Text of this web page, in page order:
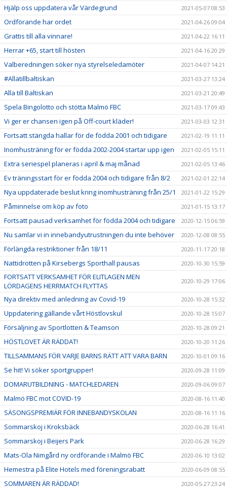
Hjälp oss uppdatera vår Värdegrund 2021-05-07 08:53
Ordförande har ordet 2021-04-26 09:04
Grattis till alla vinnare! 2021-04-22 16:11
Herrar +65, start till hösten 2021-04-16 20:29
Valberedningen söker nya styrelseledamöter 2021-04-07 14:21
#Allatillbaltiskan 2021-03-27 13:24
Alla till Baltiskan 2021-03-21 20:49
Spela Bingolotto och stötta Malmö FBC 2021-03-17 09:43
Vi ger er chansen igen på Off-court kläder! 2021-03-03 12:31
Fortsatt stängda hallar för de födda 2001 och tidigare 2021-02-19 11:11
Inomhusträning för er födda 2002-2004 startar upp igen 2021-02-05 15:11
Extra seriespel planeras i april & maj månad 2021-02-05 13:46
Ev träningsstart för er födda 2004 och tidigare från 8/2 2021-02-01 22:14
Nya uppdaterade beslut kring inomhusträning från 25/1 2021-01-22 15:29
Påminnelse om köp av foto 2021-01-15 13:17
Fortsatt pausad verksamhet för födda 2004 och tidigare 2020-12-15 06:59
Nu samlar vi in innebandyutrustningen du inte behöver 2020-12-08 08:55
Förlängda restriktioner från 18/11 2020-11-17 20:18
Nattidrotten på Kirsebergs Sporthall pausas 2020-10-30 15:59
FORTSATT VERKSAMHET FÖR ELITLAGEN MEN
LÖRDAGENS HERRMATCH FLYTTAS
2020-10-29 17:06
Nya direktiv med anledning av Covid-19 2020-10-28 15:32
Uppdatering gällande vårt Höstlovskul 2020-10-28 15:07
Försäljning av Sportlotten & Teamson 2020-10-28 09:21
HÖSTLOVET ÄR RÄDDAT! 2020-10-20 11:26
TILLSAMMANS FÖR VARJE BARNS RÄTT ATT VARA BARN 2020-10-01 09:16
Se hit! Vi söker sportgrupper! 2020-09-28 11:09
DOMARUTBILDNING - MATCHLEDAREN 2020-09-06 09:07
Malmö FBC mot COVID-19 2020-08-16 11:40
SÄSONGSPREMIÄR FÖR INNEBANDYSKOLAN 2020-08-16 11:16
Sommarskoj i Kroksbäck 2020-06-28 16:41
Sommarskoj i Beijers Park 2020-06-28 16:29
Mats-Ola Nimgård ny ordförande i Malmö FBC 2020-06-10 13:02
Hemestra på Elite Hotels med föreningsrabatt 2020-06-09 08:55
SOMMAREN ÄR RÄDDAD! 2020-05-27 23:24